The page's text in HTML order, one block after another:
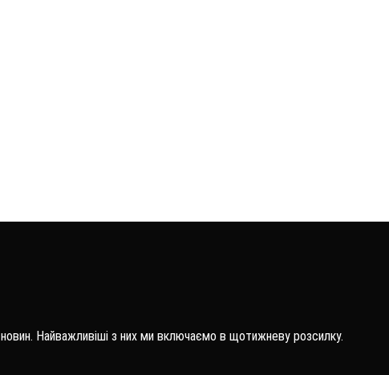
Найважливіші з них ми включаємо в щотижневу розсилку.